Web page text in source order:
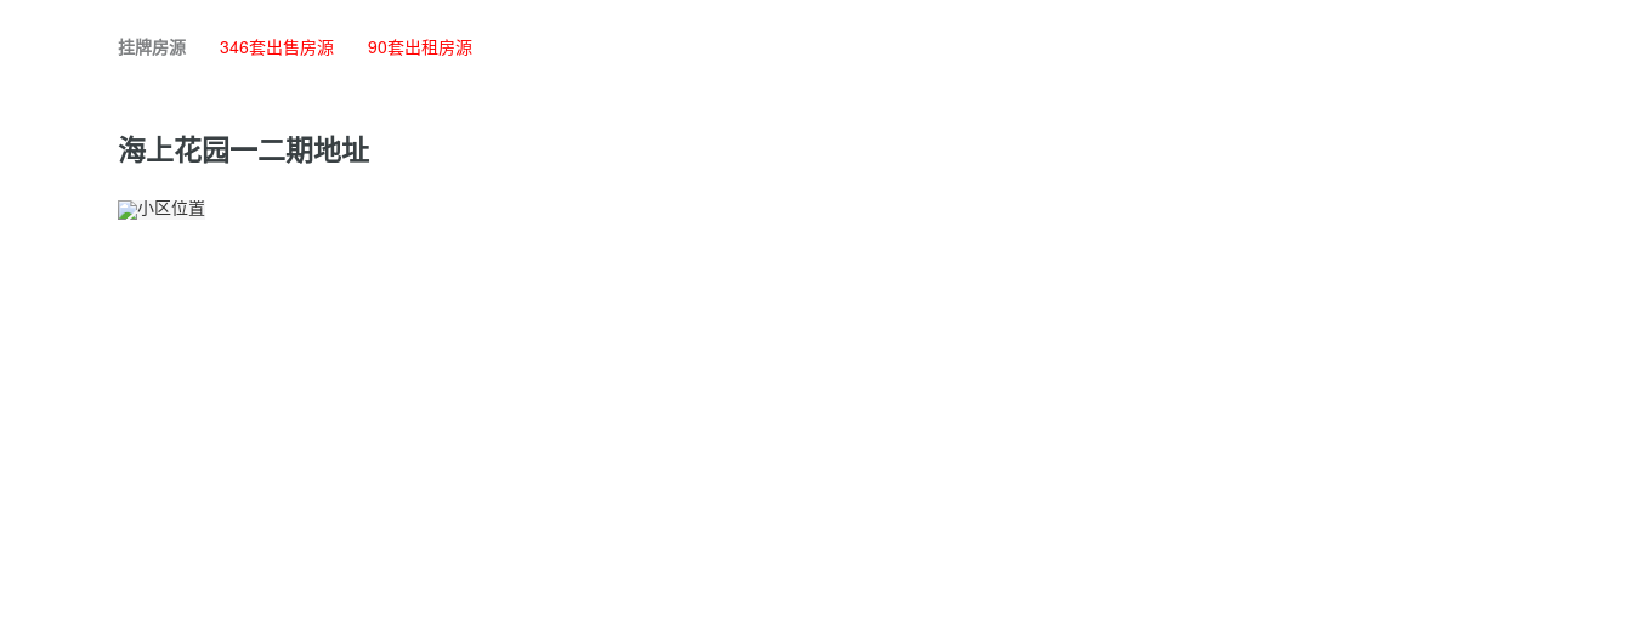
挂牌房源 346套出售房源 90套出租房源
海上花园一二期地址